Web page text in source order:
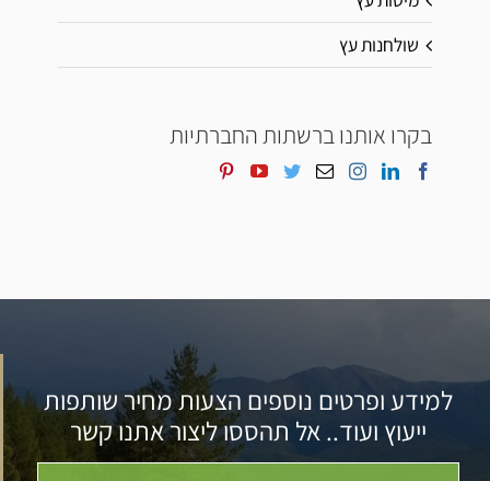
שולחנות עץ
בקרו אותנו ברשתות החברתיות
למידע ופרטים נוספים הצעות מחיר שותפות
ייעוץ ועוד.. אל תהססו ליצור אתנו קשר